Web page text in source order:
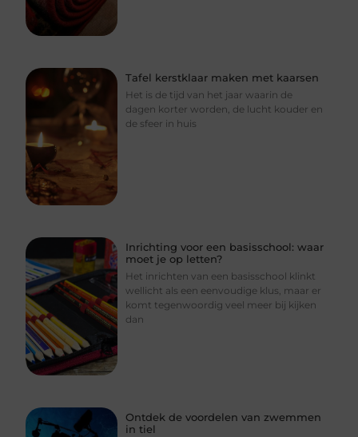
Tafel kerstklaar maken met kaarsen
Het is de tijd van het jaar waarin de
dagen korter worden, de lucht kouder en
de sfeer in huis
Inrichting voor een basisschool: waar
moet je op letten?
Het inrichten van een basisschool klinkt
wellicht als een eenvoudige klus, maar er
komt tegenwoordig veel meer bij kijken
dan
Ontdek de voordelen van zwemmen
in tiel